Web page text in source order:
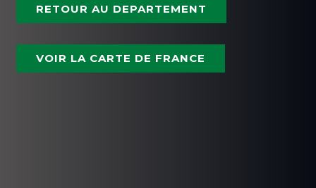
RETOUR AU DEPARTEMENT
VOIR LA CARTE DE FRANCE